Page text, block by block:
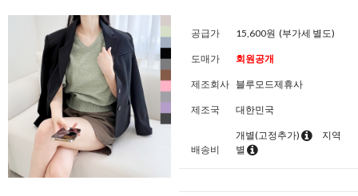
공급가 15,600원 (부가세 별도)
도매가 회원공개
제조회사 블루모드제휴사
제조국 대한민국
배송비
개별(고정추가)
지역
별